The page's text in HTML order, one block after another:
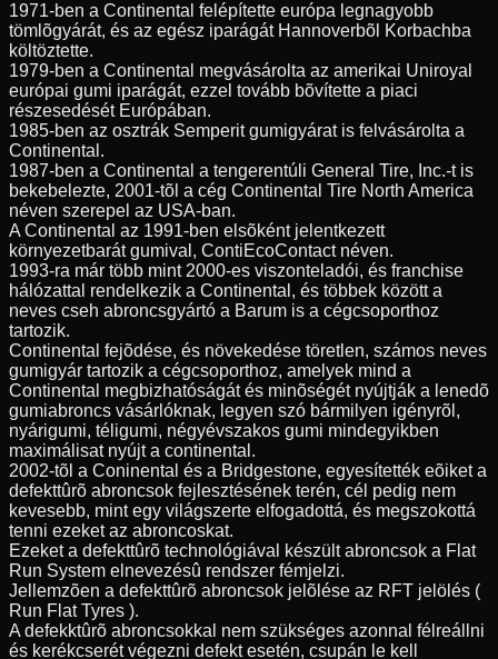
1971-ben a Continental felépítette európa legnagyobb
tömlõgyárát, és az egész iparágát Hannoverbõl Korbachba
költöztette.
1979-ben a Continental megvásárolta az amerikai Uniroyal
európai gumi iparágát, ezzel tovább bõvítette a piaci
részesedését Európában.
1985-ben az osztrák Semperit gumigyárat is felvásárolta a
Continental.
1987-ben a Continental a tengerentúli General Tire, Inc.-t is
bekebelezte, 2001-tõl a cég Continental Tire North America
néven szerepel az USA-ban.
A Continental az 1991-ben elsõként jelentkezett
környezetbarát gumival, ContiEcoContact néven.
1993-ra már több mint 2000-es viszonteladói, és franchise
hálózattal rendelkezik a Continental, és többek között a
neves cseh abroncsgyártó a Barum is a cégcsoporthoz
tartozik.
Continental fejõdése, és növekedése töretlen, számos neves
gumigyár tartozik a cégcsoporthoz, amelyek mind a
Continental megbizhatóságát és minõségét nyújtják a lenedõ
gumiabroncs vásárlóknak, legyen szó bármilyen igényrõl,
nyárigumi, téligumi, négyévszakos gumi mindegyikben
maximálisat nyújt a continental.
2002-tõl a Coninental és a Bridgestone, egyesítették eõiket a
defekttûrõ abroncsok fejlesztésének terén, cél pedig nem
kevesebb, mint egy világszerte elfogadottá, és megszokottá
tenni ezeket az abroncoskat.
Ezeket a defekttûrõ technológiával készült abroncsok a Flat
Run System elnevezésû rendszer fémjelzi.
Jellemzõen a defekttûrõ abroncsok jelõlése az RFT jelölés (
Run Flat Tyres ).
A defekktûrõ abroncsokkal nem szükséges azonnal félreállni
és kerékcserét végezni defekt esetén, csupán le kell